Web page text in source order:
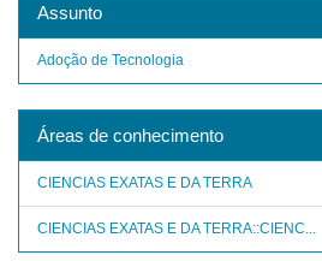
Assunto
Adoção de Tecnologia
Áreas de conhecimento
CIENCIAS EXATAS E DA TERRA
CIENCIAS EXATAS E DA TERRA::CIENC...